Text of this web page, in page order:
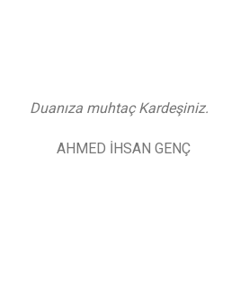
Duanıza muhtaç Kardeşiniz.
AHMED İHSAN GENÇ